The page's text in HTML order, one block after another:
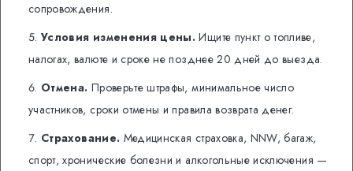
сопровождения.
Условия изменения цены. Ищите пункт о топливе,
налогах, валюте и сроке не позднее 20 дней до выезда.
Отмена. Проверьте штрафы, минимальное число
участников, сроки отмены и правила возврата денег.
Страхование. Медицинская страховка, NNW, багаж,
спорт, хронические болезни и алкогольные исключения —